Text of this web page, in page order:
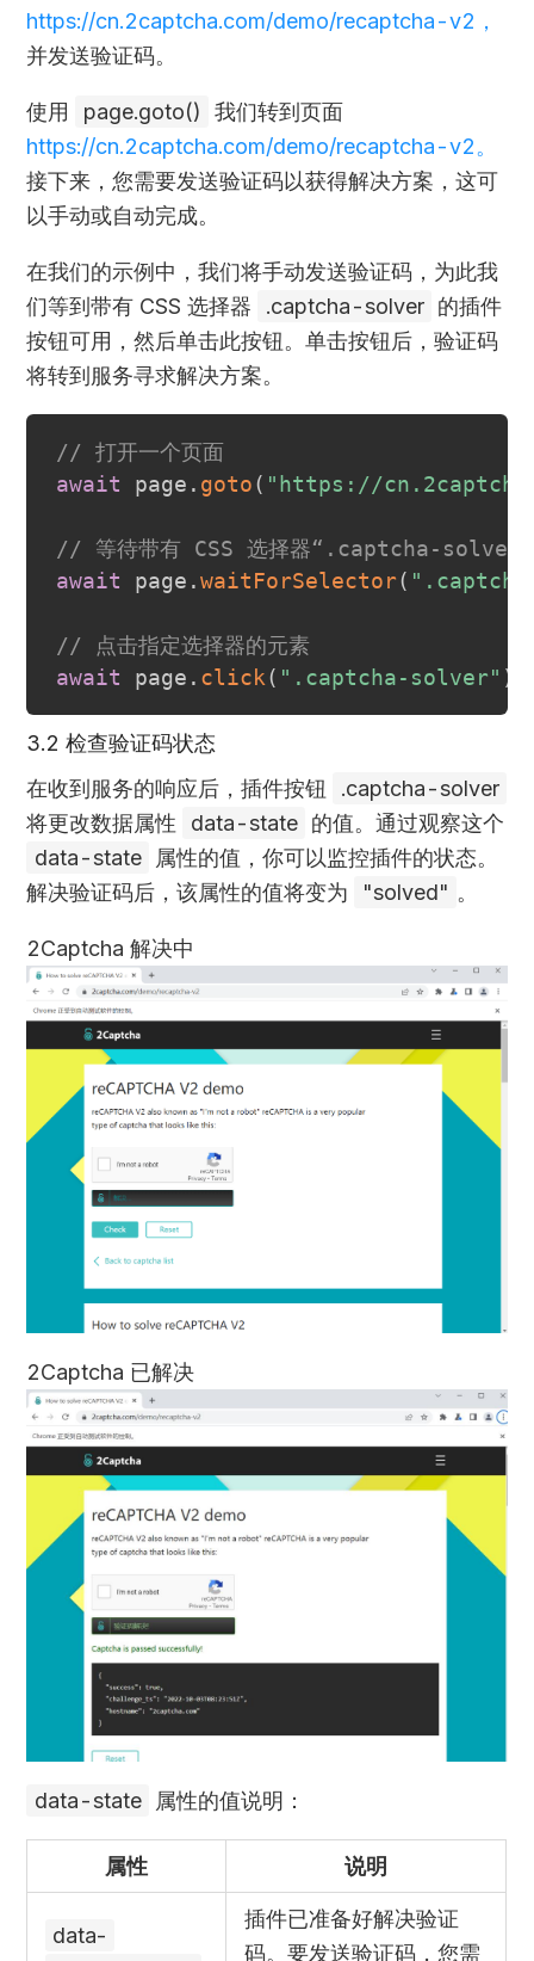
https://cn.2captcha.com/demo/recaptcha-v2，
并发送验证码。
使用 page.goto()
我们转到页面
https://cn.2captcha.com/demo/recaptcha-v2。
接下来，您需要发送验证码以获得解决方案，这可
以手动或自动完成。
在我们的示例中，我们将手动发送验证码，为此我
们等到带有 CSS 选择器
.captcha-solver 的插件
按钮可用，然后单击此按钮。单击按钮后，验证码
将转到服务寻求解决方案。
// 打开一个页面
await page . goto( "https://
// 等待带有 CSS 选择器“.captcha-solver”
await page .waitForSelector(
// 点击指定选择器的元素
await page . click( ".captcha-solver" )
3.2 检查验证码状态
在收到服务的响应后，插件按钮
.captcha-solver
将更改数据属性
data-state 的值。通过观察这个
data-state
属性的值，你可以监控插件的状态。
解决验证码后，该属性的值将变为
"solved" 。
2Captcha 解决中
2Captcha 已解决
data-state 属性的值说明：
属性 说明
data-
插件已准备好解决验证
码。要发送验证码，您需